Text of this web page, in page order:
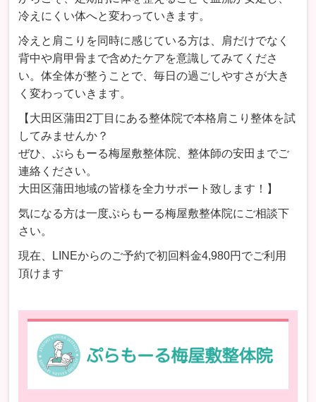
冷えにくい体へと変わっていきます。
冷えと肩こりを同時に感じている方は、肩だけでなく
背中や肩甲骨まで含めたケアを意識してみてくださ
い。体全体が整うことで、毎日の過ごしやすさが大き
く変わっていきます。
【大田区蒲田2丁目にある整体院で本格肩こり整体を試
してみませんか？
ぜひ、ぷらもーる梅屋敷整体院、整体師の安田までご
連絡ください。
大田区蒲田地域の皆様を全力サポート致します！】
気になる方は一度ぷらもーる梅屋敷整体院にご相談下
さい。
現在、LINEからのご予約で初回料金4,980円でご利用
頂けます